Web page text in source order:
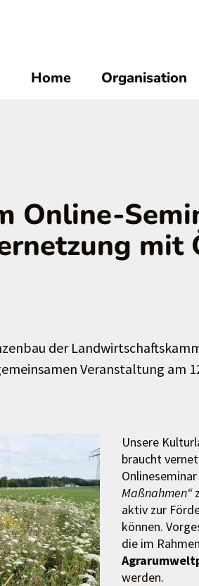
Home Organisation
Online-
mit
der
Veranstaltung am
Unsere
braucht
Onlineseminar
Maßnahmen“
aktiv zur
können.
die im
werden.